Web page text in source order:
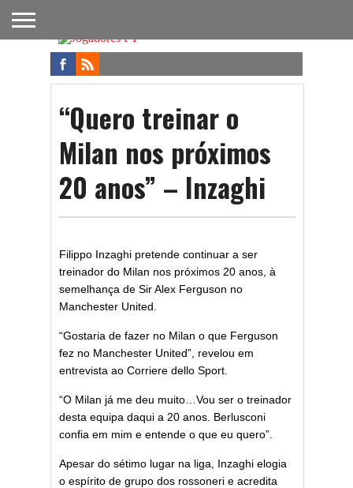
FUTEBOL
NACIONAL
FUTEBOL
INTERNACIONAL
NOTÍCIAS
ONDE
ASSISTIR
FUTEBOL
NA TV
APOSTAS
“Quero treinar o
Milan nos próximos
20 anos” – Inzaghi
Filippo Inzaghi pretende continuar a ser
treinador do Milan nos próximos 20 anos, à
semelhança de Sir Alex Ferguson no
Manchester United.
“Gostaria de fazer no Milan o que Ferguson
fez no Manchester United”, revelou em
entrevista ao Corriere dello Sport.
“O Milan já me deu muito…Vou ser o treinador
desta equipa daqui a 20 anos. Berlusconi
confia em mim e entende o que eu quero”.
Apesar do sétimo lugar na liga, Inzaghi elogia
o espírito de grupo dos rossoneri e acredita